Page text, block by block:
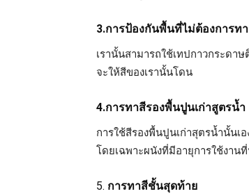
3.การป้องกันพื้นที่ไม่ต้องการท
เรานั้นสามารถใช้เทปกาวกระดา
จะให้สีของเรานั้นโดน
4.การทาสีรองพื้นปูนเก่าสูตรน้ำ
การใช้สีรองพื้นปูนเก่าสุตรน้ำนั้น
โดยเฉพาะผนังที่มีอายุการใช้งาน
5. การทาสีชั้นสุดท้าย